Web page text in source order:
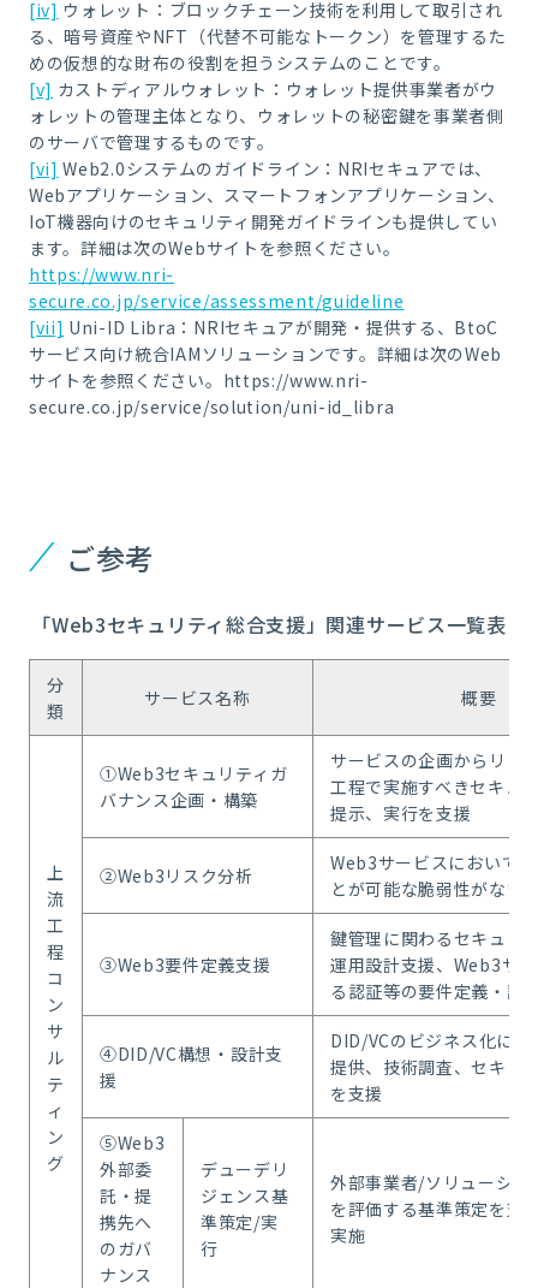
[iv] ウォレット：ブロックチェーン技術を利用して取引され
る、暗号資産やNFT（代替不可能なトークン）を管理するた
めの仮想的な財布の役割を担うシステムのことです。
[v] カストディアルウォレット：ウォレット提供事業者がウ
ォレットの管理主体となり、ウォレットの秘密鍵を事業者側
のサーバで管理するものです。
[vi] Web2.0システムのガイドライン：NRIセキュアでは、
Webアプリケーション、スマートフォンアプリケーション、
IoT機器向けのセキュリティ開発ガイドラインも提供してい
ます。詳細は次のWebサイトを参照ください。
https://www.nri-
secure.co.jp/service/assessment/guideline
[vii] Uni-ID Libra：NRIセキュアが開発・提供する、BtoC
サービス向け統合IAMソリューションです。詳細は次のWeb
サイトを参照ください。https://www.nri-
secure.co.jp/service/solution/uni-id_libra
ご参考
「Web3セキュリティ総合支援」関連サービス一覧表
分
類
サービス名称 概要
上
流
工
程
コ
ン
サ
ル
テ
ィ
ン
グ
①Web3セキュリティガ
バナンス企画・構築
サービスの企画からリリ
工程で実施すべきセキュ
提示、実行を支援
②Web3リスク分析
Web3サービスにおいて
とが可能な脆弱性がない
③Web3要件定義支援
鍵管理に関わるセキュリ
運用設計支援、Web3サ
る認証等の要件定義・設
④DID/VC構想・設計支
援
DID/VCのビジネス化に向
提供、技術調査、セキュ
を支援
⑤Web3
外部委
託・提
携先へ
のガバ
ナンス
デューデリ
ジェンス基
準策定/実
行
外部事業者/ソリューショ
を評価する基準策定を支
実施